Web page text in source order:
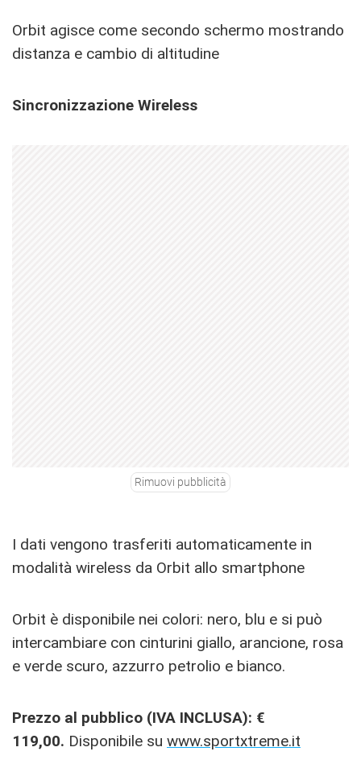
Orbit agisce come secondo schermo mostrando
distanza e cambio di altitudine
Sincronizzazione Wireless
Rimuovi pubblicità
I dati vengono trasferiti automaticamente in
modalità wireless da Orbit allo smartphone
Orbit è disponibile nei colori: nero, blu e si può
intercambiare con cinturini giallo, arancione, rosa
e verde scuro, azzurro petrolio e bianco.
Prezzo al pubblico (IVA INCLUSA): €
119,00. Disponibile su www.sportxtreme.it